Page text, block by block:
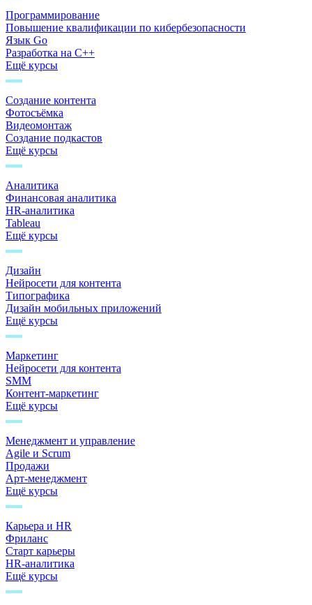
Программирование
Повышение квалификации по кибербезопасности
Язык Go
Разработка на C++
Ещё курсы
Создание контента
Фотосъёмка
Видеомонтаж
Создание подкастов
Ещё курсы
Аналитика
Финансовая аналитика
HR-аналитика
Tableau
Ещё курсы
Дизайн
Нейросети для контента
Типографика
Дизайн мобильных приложений
Ещё курсы
Маркетинг
Нейросети для контента
SMM
Контент-маркетинг
Ещё курсы
Менеджмент и управление
Agile и Scrum
Продажи
Арт-менеджмент
Ещё курсы
Карьера и HR
Фриланс
Старт карьеры
HR-аналитика
Ещё курсы